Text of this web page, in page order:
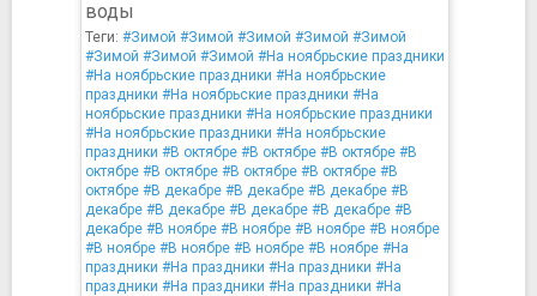
воды
Теги: #Зимой #Зимой #Зимой #Зимой #Зимой
#Зимой #Зимой #Зимой #На ноябрьские праздники
#На ноябрьские праздники #На ноябрьские
праздники #На ноябрьские праздники #На
ноябрьские праздники #На ноябрьские праздники
#На ноябрьские праздники #На ноябрьские
праздники #В октябре #В октябре #В октябре #В
октябре #В октябре #В октябре #В октябре #В
октябре #В декабре #В декабре #В декабре #В
декабре #В декабре #В декабре #В декабре #В
декабре #В ноябре #В ноябре #В ноябре #В ноябре
#В ноябре #В ноябре #В ноябре #В ноябре #На
праздники #На праздники #На праздники #На
праздники #На праздники #На праздники #На